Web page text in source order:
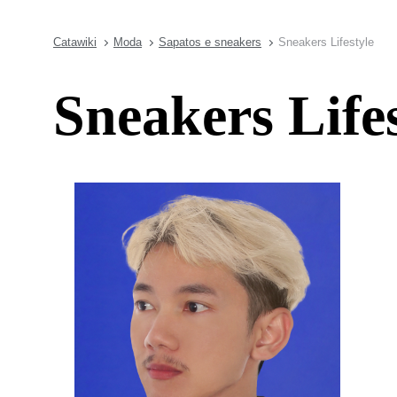
Catawiki Moda Sapatos e sneakers Sneakers Lifestyle
Sneakers